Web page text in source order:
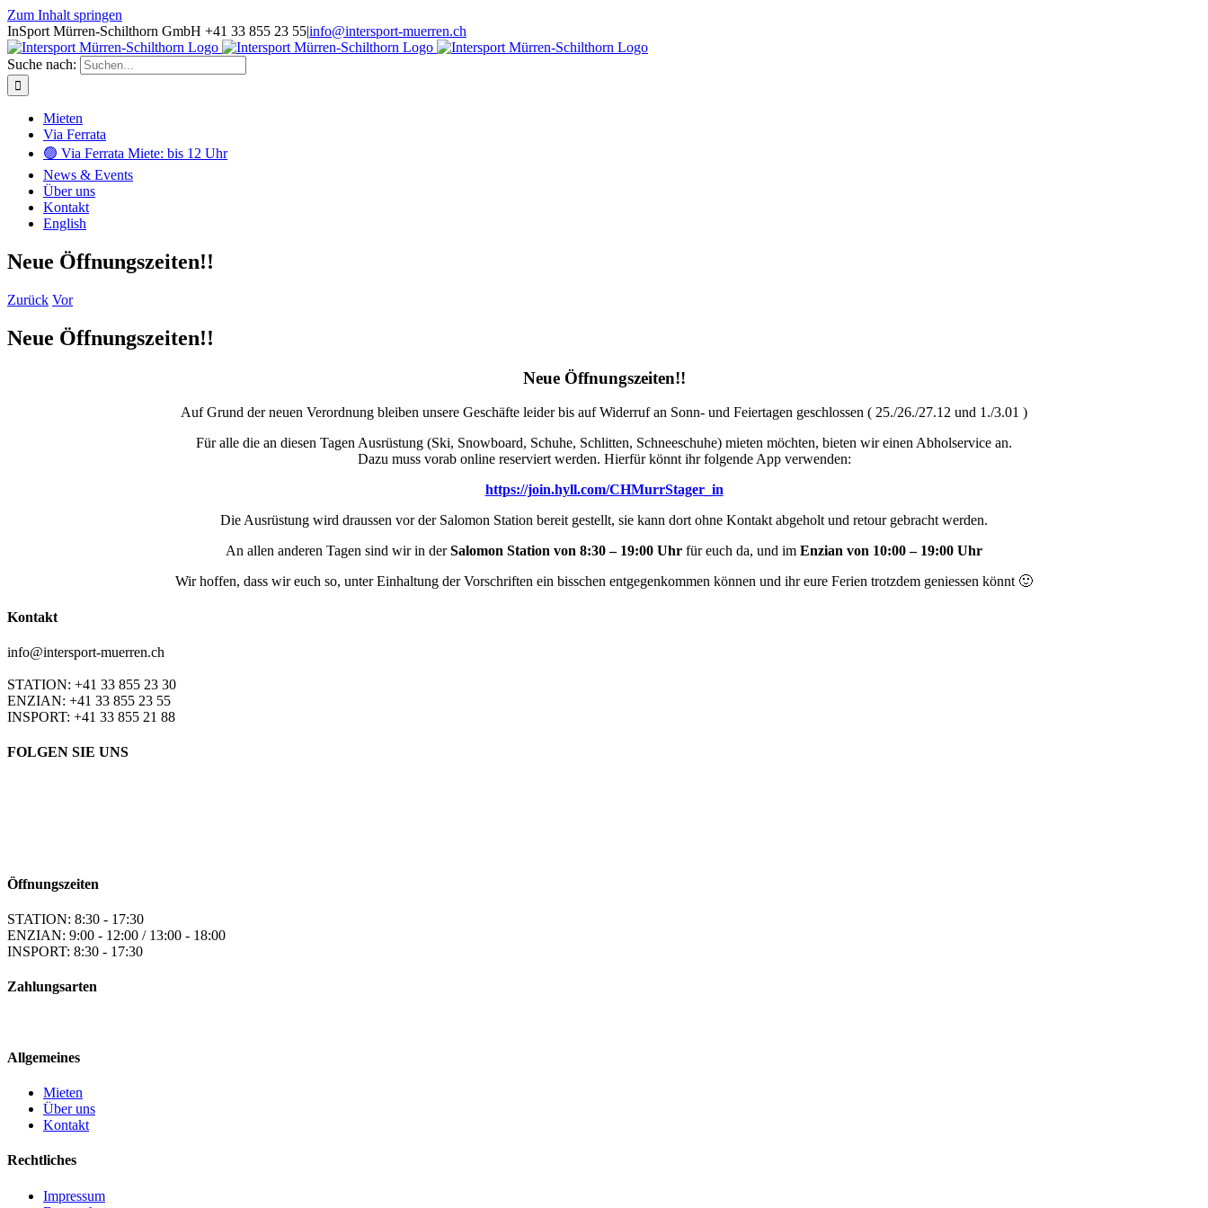
Zum Inhalt springen
InSport Mürren-Schilthorn GmbH +41 33 855 23 55|info@intersport-muerren.ch
Suche nach:
Mieten
Via Ferrata
🟢 Via Ferrata Miete: bis 12 Uhr
News & Events
Über uns
Kontakt
English
Neue Öffnungszeiten!!
Zurück Vor
Neue Öffnungszeiten!!
Neue Öffnungszeiten!!
Auf Grund der neuen Verordnung bleiben unsere Geschäfte leider bis auf Widerruf an Sonn- und Feiertagen geschlossen ( 25./26./27.12 und 1./3.01 )
Für alle die an diesen Tagen Ausrüstung (Ski, Snowboard, Schuhe, Schlitten, Schneeschuhe) mieten möchten, bieten wir einen Abholservice an.
Dazu muss vorab online reserviert werden. Hierfür könnt ihr folgende App verwenden:
https://join.hyll.com/CHMurrStager_in
Die Ausrüstung wird draussen vor der Salomon Station bereit gestellt, sie kann dort ohne Kontakt abgeholt und retour gebracht werden.
An allen anderen Tagen sind wir in derSalomon Station von 8:30 – 19:00 Uhr für euch da, und im Enzian von 10:00 – 19:00 Uhr
Wir hoffen, dass wir euch so, unter Einhaltung der Vorschriften ein bisschen entgegenkommen können und ihr eure Ferien trotzdem geniessen könnt 🙂
Kontakt
info@intersport-muerren.ch
STATION: +41 33 855 23 30
ENZIAN: +41 33 855 23 55
INSPORT: +41 33 855 21 88
FOLGEN SIE UNS
Öffnungszeiten
STATION: 8:30 - 17:30
ENZIAN: 9:00 - 12:00 / 13:00 - 18:00
INSPORT: 8:30 - 17:30
Zahlungsarten
Allgemeines
Mieten
Über uns
Kontakt
Rechtliches
Impressum